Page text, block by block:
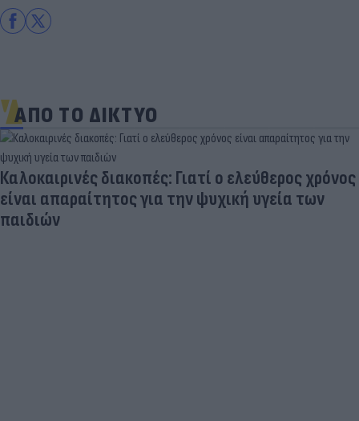
ΑΠΟ ΤΟ ΔΙΚΤΥΟ
Καλοκαιρινές διακοπές: Γιατί ο ελεύθερος χρόνος
είναι απαραίτητος για την ψυχική υγεία των
παιδιών